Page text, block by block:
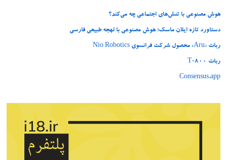
هوش مصنوعی با تنش‌های اجتماعی چه می‌کند؟
دستاورد تازه ایلان ماسک؛ هوش مصنوعی با لهجه طبیعی فارسی
ربات «Aru» محصول شرکت فرانسوی Nio Robotics
ربات T‑800
Consensus.app